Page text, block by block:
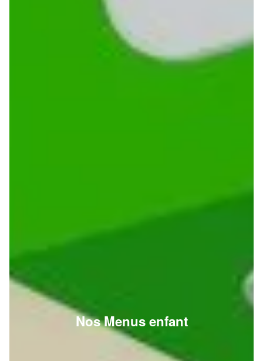
Nos Menus enfant